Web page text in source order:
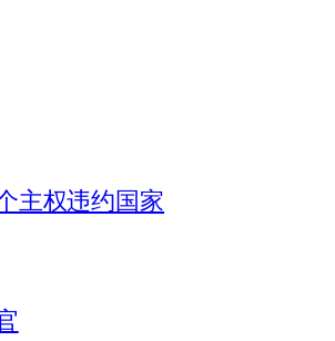
主权违约国家